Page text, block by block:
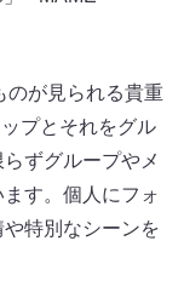
のが見られる貴重
プとそれをグル
ずグループやメ
す。個人にフォ
特別なシーンを